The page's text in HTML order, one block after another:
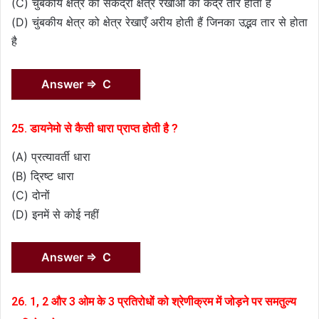
(D) चुंबकीय क्षेत्र को क्षेत्र रेखाएँ अरीय होती हैं जिनका उद्भव तार से होता
है
Answer ⇒ C
25. डायनेमो से कैसी धारा प्राप्त होती है ?
(A) प्रत्यावर्ती धारा
(B) द्रिष्ट धारा
(C) दोनों
(D) इनमें से कोई नहीं
Answer ⇒ C
26. 1, 2 और 3 ओम के 3 प्रतिरोधों को श्रेणीक्रम में जोड़ने पर समतुल्य